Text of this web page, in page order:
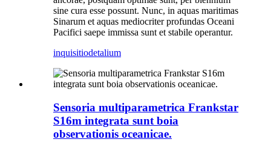
sine cura esse possunt. Nunc, in aquas maritimas
Sinarum et aquas mediocriter profundas Oceani
Pacifici saepe immissa sunt et stabile operantur.
inquisitiodetalium
Sensoria multiparametrica Frankstar
S16m integrata sunt boia
observationis oceanicae.